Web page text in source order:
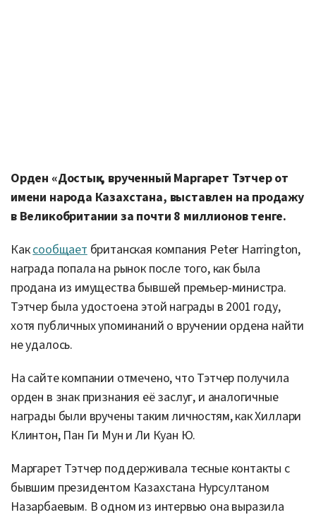
Орден «Достық», врученный Маргарет Тэтчер от
имени народа Казахстана, выставлен на продажу
в Великобритании за почти 8 миллионов тенге.
Каксообщает британская компания Peter Harrington,
награда попала на рынок после того, как была
продана из имущества бывшей премьер-министра.
Тэтчер была удостоена этой награды в 2001 году,
хотя публичных упоминаний о вручении ордена найти
не удалось.
На сайте компании отмечено, что Тэтчер получила
орден в знак признания её заслуг, и аналогичные
награды были вручены таким личностям, как Хиллари
Клинтон, Пан Ги Мун и Ли Куан Ю.
Маргарет Тэтчер поддерживала тесные контакты с
бывшим президентом Казахстана Нурсултаном
Назарбаевым. В одном из интервью она выразила